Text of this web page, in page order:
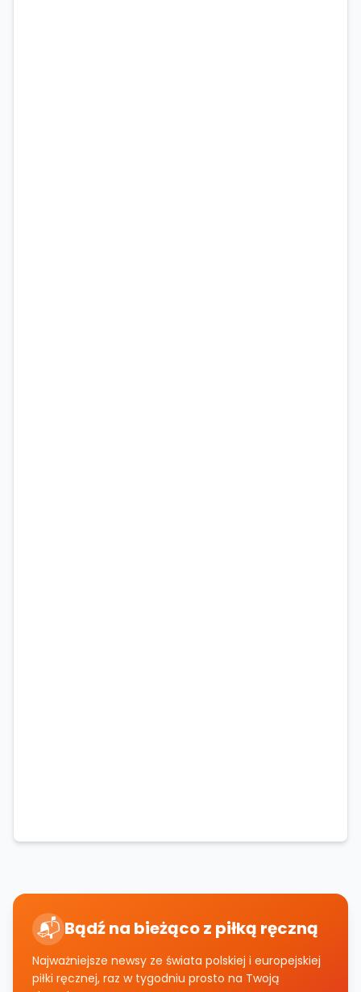
📬 Bądź na bieżąco z piłką ręczną
Najważniejsze newsy ze świata polskiej i europejskiej
piłki ręcznej, raz w tygodniu prosto na Twoją